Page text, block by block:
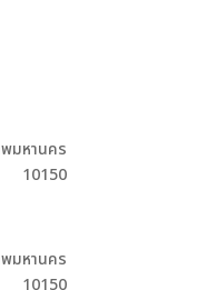
มหานคร
10150
มหานคร